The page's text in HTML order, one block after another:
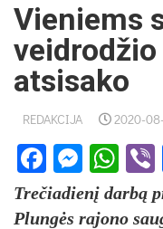
Vieniems
atsisako
REDAKCIJA 2020-
Trečiadienį darbą
Plungės rajono